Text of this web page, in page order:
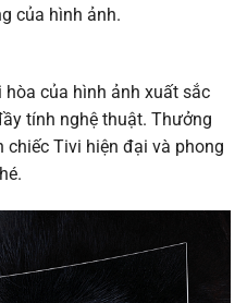
của hình ảnh.
hòa của hình ảnh xuất sắc
tính nghệ thuật. Thưởng
Tivi hiện đại và phong